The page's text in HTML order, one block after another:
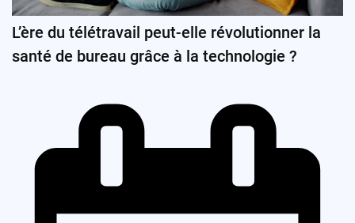
L’ère du télétravail peut-elle révolutionner la
santé de bureau grâce à la technologie ?